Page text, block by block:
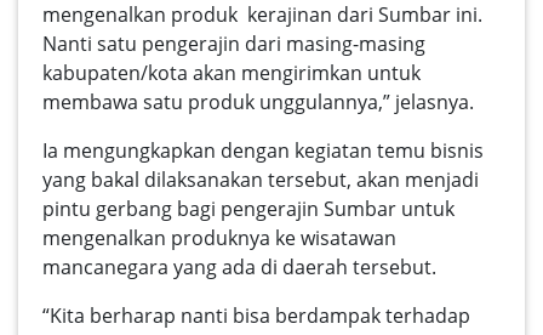
mengenalkan produk kerajinan dari Sumbar ini.
Nanti satu pengerajin dari masing-masing
kabupaten/kota akan mengirimkan untuk
membawa satu produk unggulannya,” jelasnya.
Ia mengungkapkan dengan kegiatan temu bisnis
yang bakal dilaksanakan tersebut, akan menjadi
pintu gerbang bagi pengerajin Sumbar untuk
mengenalkan produknya ke wisatawan
mancanegara yang ada di daerah tersebut.
“Kita berharap nanti bisa berdampak terhadap